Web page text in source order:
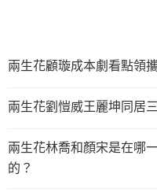
兩生花顧璇成本劇看點領
兩生花劉愷威王麗坤同居
兩生花林喬和顏宋是在哪
的？